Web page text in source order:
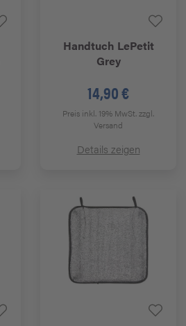
Handtuch LePetit
Grey
14,90 €
Preis inkl. 19% MwSt.zzgl.
Versand
Details zeigen